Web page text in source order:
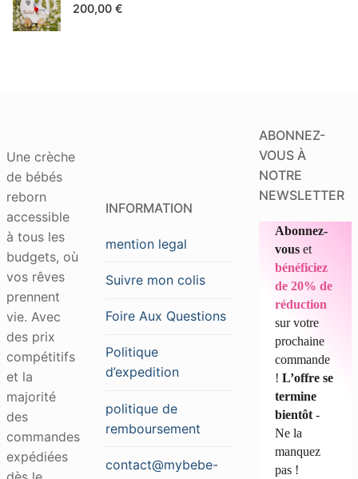
200,00 €
Une crèche
de bébés
reborn
accessible
à tous les
budgets, où
vos rêves
prennent
vie. Avec
des prix
compétitifs
et la
majorité
des
commandes
expédiées
INFORMATION
mention legal
Suivre mon colis
Foire Aux Questions
Politique
d’expedition
politique de
remboursement
contact@mybebe-
ABONNEZ-
VOUS À
NOTRE
NEWSLETTER
Abonnez-
vous et
bénéficiez
de 20% de
réduction
sur votre
prochaine
commande
! L’offre se
termine
bientôt -
Ne la
manquez
pas !